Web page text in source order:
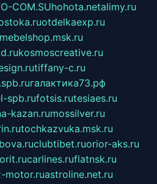
COM.SUhohota.netalimy.ru
otdelkaexp.ru
mebelshop.msk.ru
kosmoscreative.ru
tiffany-c.ru
галактика73.рф
spb.rufotsis.rutesiaes.ru
kazan.rumossilver.ru
tochkazvuka.msk.ru
clubtibet.ruorior-aks.ru
carlines.ruflatnsk.ru
motor.ruastroline.net.ru